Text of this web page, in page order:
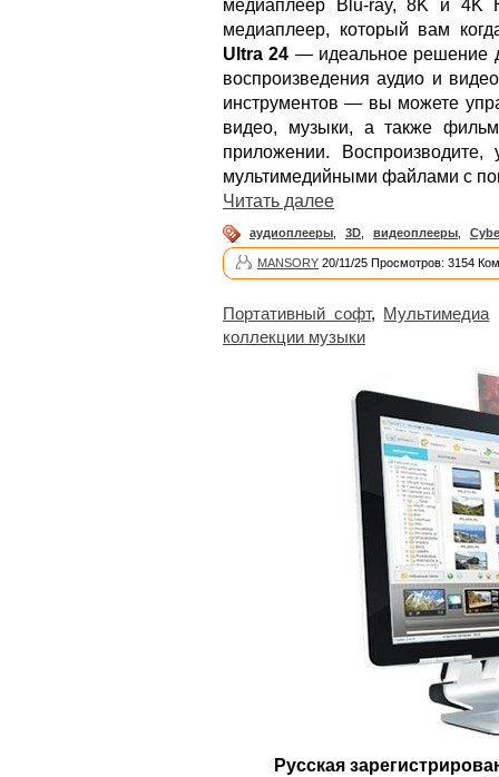
медиаплеер Blu-ray, 8K и 4K
медиаплеер, который вам
Ultra 24 — идеальное решение
воспроизведения аудио и
инструментов — вы можете
видео, музыки, а также
приложении.
мультимедийными файлами с
Читать далее
аудиоплееры 3D видеоплееры
MANSORY 20/11/25 Просмотров: 3154
Портативный софт, Мультимедиа
коллекции музыки
Русская